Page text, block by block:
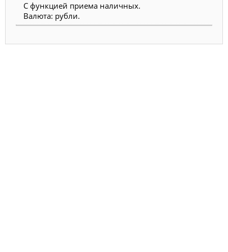
С функцией приема наличных.
Валюта: рубли.